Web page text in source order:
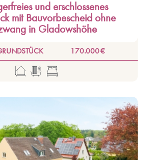
und erschlossenes
mit Bauvorbescheid ohne
in Gladowshöhe
170.000 €